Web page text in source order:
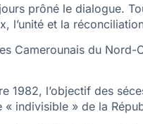
prôné le dialogue.
l’unité et la
Camerounais du
1982, l’objectif des
indivisible » de la